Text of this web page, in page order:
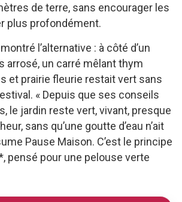
de terre, sans encourager les
plus profondément.
l’alternative : à côté d’un
arrosé, un carré mêlant thym
et prairie fleurie restait vert sans
« Depuis que ses conseils
le jardin reste vert, vivant, presque
sans qu’une goutte d’eau n’ait
Pause Maison. C’est le principe
pensé pour une pelouse verte